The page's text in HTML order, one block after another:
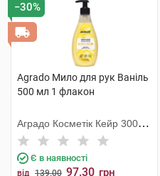
−30%
Agrado Мило для рук Ваніль
500 мл 1 флакон
Аградо Косметік Кейр 3000
С.Л.У.
Є в наявності
від 139.00 97.30 грн